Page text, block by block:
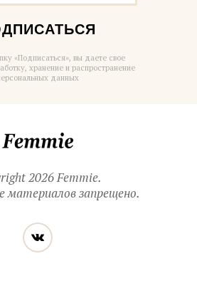
«Подписаться», вы даете свое
хранение и распространение
данных
2026 Femmie.
материалов запрещено.
Читайте
нас
в социальных